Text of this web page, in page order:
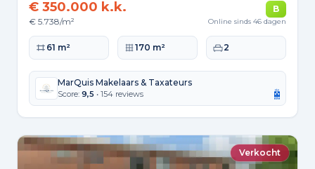
€ 350.000 k.k.
€ 5.738/m²
B
Online sinds 46 dagen
Woonoppervlakte
61 m² Perceeloppervlakte
170 m² Slaapkamers
2
MarQuis Makelaars & Taxateurs
Score: 9,5 • 154 reviews
Verkocht